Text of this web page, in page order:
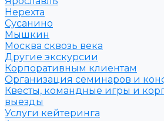
Нерехта
Сусанино
Мышкин
Москва сквозь века
Другие экскурсии
Корпоративным клиентам
Организация семинаров и
Квесты, командные игры и
выезды
Услуги кейтеринга